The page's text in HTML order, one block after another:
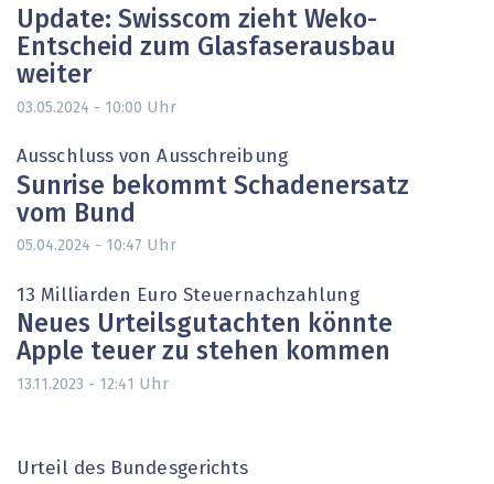
Update: Swisscom zieht Weko-
Entscheid zum Glasfaserausbau
weiter
03.05.2024 - 10:00 Uhr
Ausschluss von Ausschreibung
Sunrise bekommt Schadenersatz
vom Bund
05.04.2024 - 10:47 Uhr
13 Milliarden Euro Steuernachzahlung
Neues Urteilsgutachten könnte
Apple teuer zu stehen kommen
13.11.2023 - 12:41 Uhr
Urteil des Bundesgerichts